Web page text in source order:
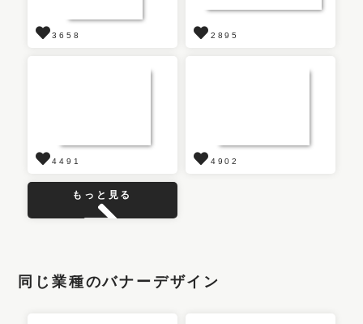
3658 2895
4491 4902
もっと見る
同じ業種のバナーデザイン